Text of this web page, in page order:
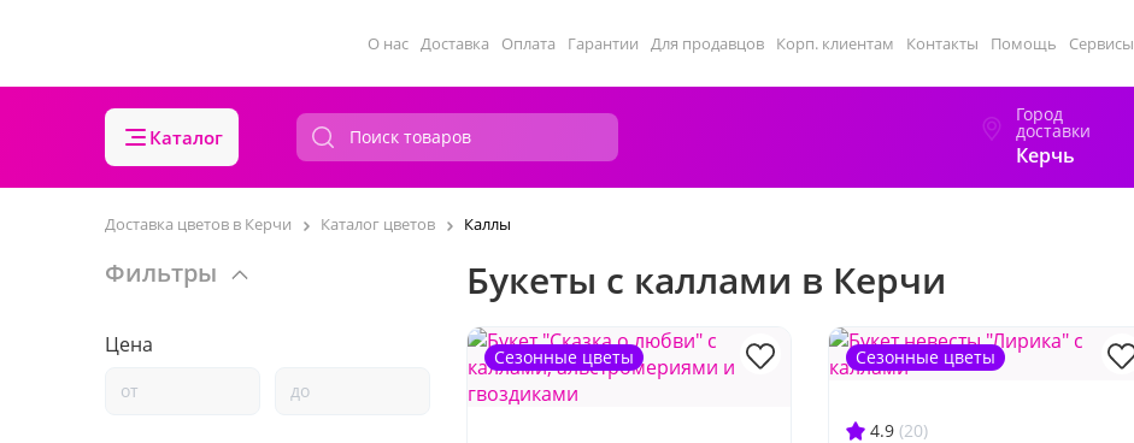
О нас Доставка Оплата Гарантии Для продавцов Корп. клиентам Контакты Помощь Сервисы
Каталог
Город
доставки
Керчь
Доставка цветов в Керчи Каталог цветов Каллы
Фильтры
Цена
Букеты с каллами в Керчи
Сезонные цветы
4.9 (20)
Сезонные цветы